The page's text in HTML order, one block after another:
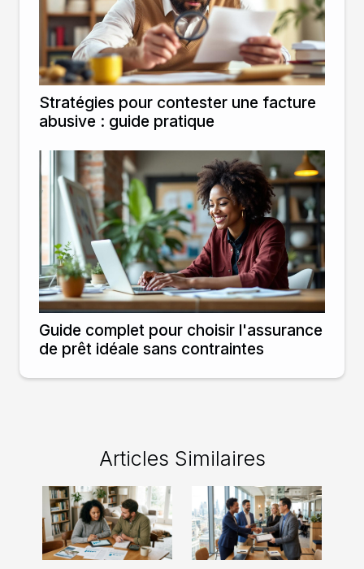
Stratégies pour contester une facture
abusive : guide pratique
Guide complet pour choisir l'assurance
de prêt idéale sans contraintes
Articles Similaires